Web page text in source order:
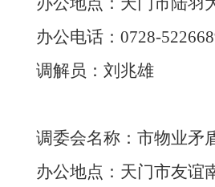
办公电话： 0728-
调解员：刘兆雄
调委会名称： 市物业矛
办公地点： 天门市友谊